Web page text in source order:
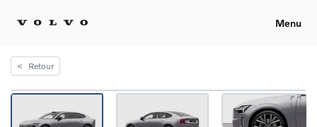
Menu
< Retour